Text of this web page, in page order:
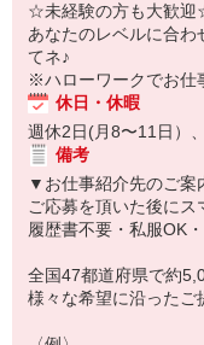
☆未経験の方も大歓
あなたのレベルに合わ
てネ♪
※ハローワークでお仕
休日・休暇
週休2日(月8〜11日）
備考
▼お仕事紹介先のご案
ご応募を頂いた後にス
履歴書不要・私服OK
全国47都道府県で約
様々な希望に沿ったご